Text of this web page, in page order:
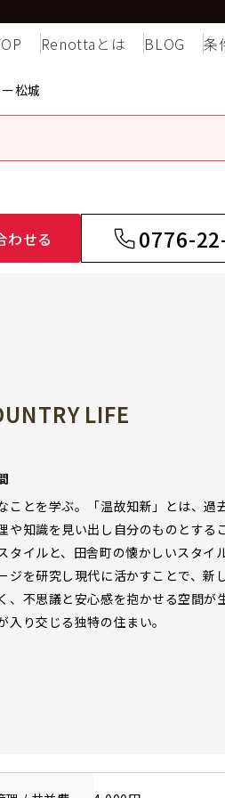
Renottaとは BLOG 条
松城
わせる 0776-
LIFE
ことを学ぶ。「温故知新」とは、過
や知識を見い出し自分のものとする
タイルと、田舎町の懐かしいスタイ
ジを研究し現代に活かすことで、新
、不思議と安心感を抱かせる空間が
入り交じる独特の住まい。